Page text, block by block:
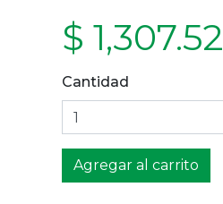
$ 1,307.52
Cantidad
Agregar al carrito